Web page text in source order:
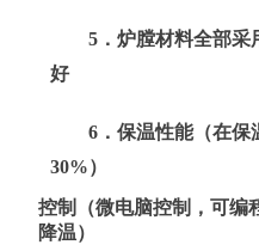
5．炉膛材料全部采
好
6．保温性能（在保
30%）
控制（微电脑控制，可编
降温）